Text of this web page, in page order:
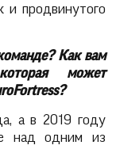
и продвинутого
Как вам
может
а в 2019 году
над одним из